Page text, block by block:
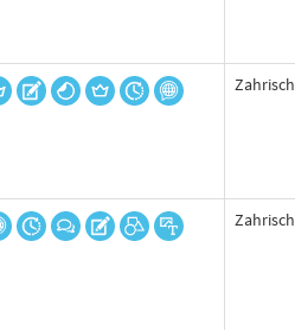
Zahrisch
Zahrisch